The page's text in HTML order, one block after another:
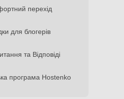
перехід
для блогерів
та Відповіді
програма Hostenko